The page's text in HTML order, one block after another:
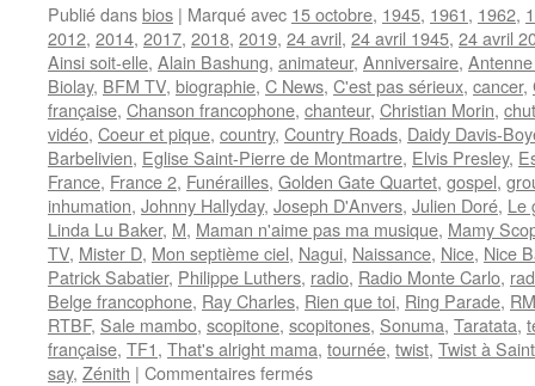
Publié dansbios | Marqué avec 15 octobre, 1945, 1961, 1962,
2012, 2014, 2017, 2018, 2019, 24 avril, 24 avril 1945, 24 avril
Ainsi soit-elle, Alain Bashung, animateur, Anniversaire,
Biolay, BFM TV, biographie, C News, C'est pas sérieux, cancer,
française, Chanson francophone, chanteur, Christian Morin,
vidéo, Coeur et pique, country, Country Roads, Daidy Davis-
Barbelivien, Eglise Saint-Pierre de Montmartre, Elvis Presley,
France, France 2, Funérailles, Golden Gate Quartet, gospel,
inhumation, Johnny Hallyday, Joseph D'Anvers, Julien Doré, Le
Linda Lu Baker, M, Maman n'aime pas ma musique, Mamy
TV, Mister D, Mon septième ciel, Nagui, Naissance, Nice, Nice
Patrick Sabatier, Philippe Luthers, radio, Radio Monte Carlo,
Belge francophone, Ray Charles, Rien que toi, Ring Parade,
RTBF, Sale mambo, scopitone, scopitones, Sonuma, Taratata,
française, TF1, That's alright mama, tournée, twist, Twist à
say, Zénith | Commentaires ferméssur